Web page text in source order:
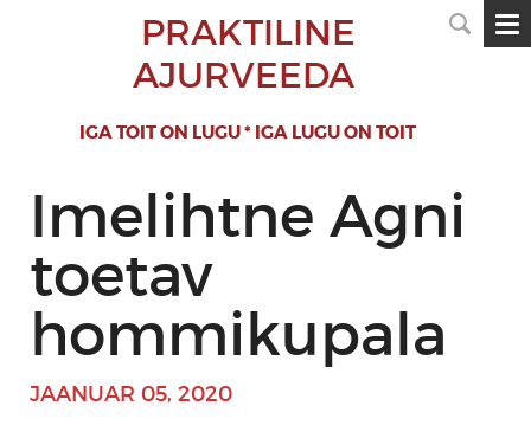
PRAKTILINE
AJURVEEDA
IGA TOIT ON LUGU * IGA LUGU ON TOIT
Imelihtne Agni
toetav
hommikupala
JAANUAR 05, 2020